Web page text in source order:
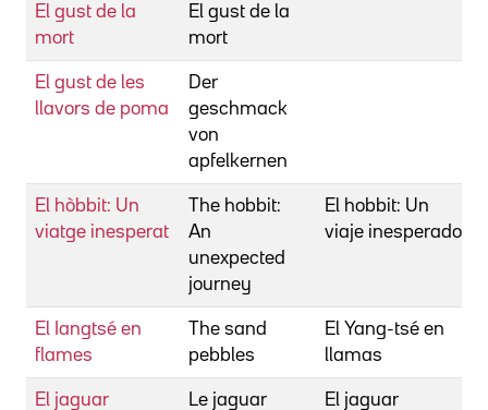
El gust de la
mort
El gust de la
mort
El gust de les
llavors de poma
Der
geschmack
von
apfelkernen
El hòbbit: Un
viatge inesperat
The hobbit:
An
unexpected
journey
El hobbit: Un
viaje inesperado
El Iangtsé en
flames
The sand
pebbles
El Yang-tsé en
llamas
El jaguar Le jaguar El jaguar